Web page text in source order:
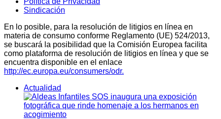
Sindicación
En lo posible, para la resolución de litigios en línea en
materia de consumo conforme Reglamento (UE) 524/2013,
se buscará la posibilidad que la Comisión Europea facilita
como plataforma de resolución de litigios en línea y que se
encuentra disponible en el enlace
http://ec.europa.eu/consumers/odr.
Actualidad